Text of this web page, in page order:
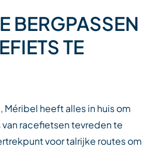
BERGPASSEN
TE
heeft alles in huis om
racefietsen tevreden te
voor talrijke routes om